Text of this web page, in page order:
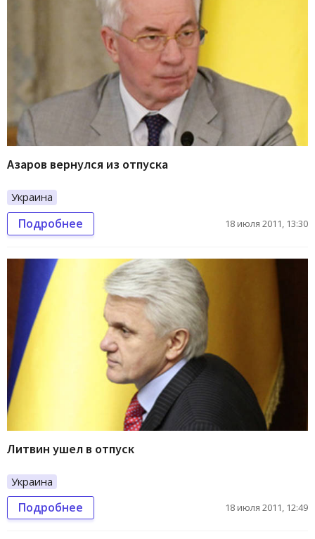
Азаров вернулся из отпуска
Украина
Подробнее 18 июля 2011, 13:30
Литвин ушел в отпуск
Украина
Подробнее 18 июля 2011, 12:49